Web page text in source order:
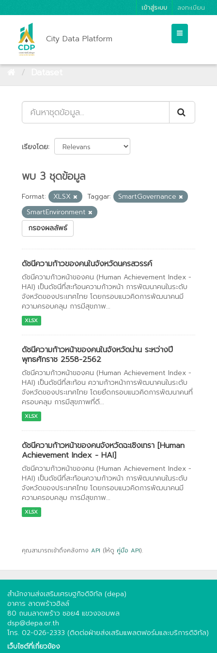
เข้าสู่ระบบ ลงทะเบียน
City Data Platform
เรียงโดย
พบ 3 ชุดข้อมูล
Format: XLSX Taggar:
SmartGovernance
SmartEnvironment
กรองผลลัพธ์
ดัชนีความก้าวของคนในจังหวัดนครสวรรค์
ดัชนีความก้าวหน้าของคน (Human Achievement Index -
HAI) เป็นดัชนีที่สะท้อนความก้าวหน้า การพัฒนาคนในระดับ
จังหวัดของประเทศไทย โดยกรอบแนวคิดการพัฒนาคนมี
ความครอบคลุม การมีสุขภาพ...
XLSX
ดัชนีความก้าวหน้าของคนในจังหวัดน่าน ระหว่างปี
พุทธศักราช 2558-2562
ดัชนีความก้าวหน้าของคน (Human Achievement Index -
HAI) เป็นดัชนีที่สะท้อน ความก้าวหน้าการพัฒนาคนในระดับ
จังหวัดของประเทศไทย โดยยึดกรอบแนวคิดการพัฒนาคนที่
ครอบคลุม การมีสุขภาพที่ดี...
XLSX
ดัชนีความก้าวหน้าของคนจังหวัดฉะเชิงเทรา [Human
Achievement Index - HAI]
ดัชนีความก้าวหน้าของคน (Human Achievement Index -
HAI) เป็นดัชนีที่สะท้อนความก้าวหน้า การพัฒนาคนในระดับ
จังหวัดของประเทศไทย โดยกรอบแนวคิดการพัฒนาคนมี
ความครอบคลุม การมีสุขภาพ...
XLSX
คุณสามารถเข้าถึงคลังทาง API (ให้ดู คู่มือ API).
สำนักงานส่งเสริมเศรษฐกิจดิจิทัล (depa)
อาคาร ลาดพร้าวฮิลล์
80 ถนนลาดพร้าว ซอย4 แขวงจอมพล
dsp@depa.or.th
โทร. 02-026-2333 (ติดต่อฝ่ายส่งเสริมแพลตฟอร์มและบริการดิจิทัล)
เว็บไซต์ที่เกี่ยวข้อง